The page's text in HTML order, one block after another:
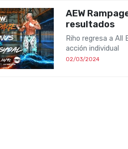
AEW
resultados
Riho regresa a
acción individual
02/03/2024